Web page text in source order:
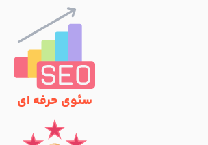
سئوی حرفه ای